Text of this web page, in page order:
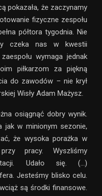
pokazała, że zaczynamy
fizyczne zespołu
półtora tygodnia. Nie
czeka nas w kwestii
wymaga jednak
piłkarzom za piękną
do zawodów – nie krył
Wisły Adam Mażysz.
osiągnąć dobry wynik.
jak w minionym sezonie,
że wysoka porażka w
pracy. Wyszliśmy
Udało się. (…)
Jesteśmy blisko celu.
są środki finansowe.